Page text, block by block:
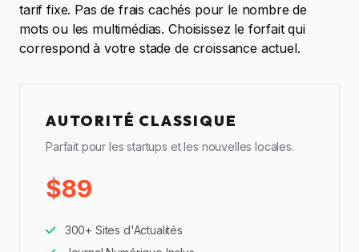
tarif fixe. Pas de frais cachés pour le nombre de
mots ou les multimédias. Choisissez le forfait qui
correspond à votre stade de croissance actuel.
AUTORITÉ CLASSIQUE
Parfait pour les startups et les nouvelles locales.
$89
300+ Sites d'Actualités